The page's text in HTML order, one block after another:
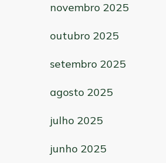
novembro 2025
outubro 2025
setembro 2025
agosto 2025
julho 2025
junho 2025